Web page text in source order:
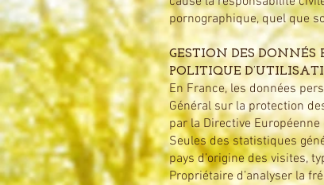
pornographique, quel que
GESTION DES DONNÉS
POLITIQUE
En France, les données
Général sur la protection
par la Directive
Seules des statistiques
pays d’origine des visites,
Propriétaire d’analyser la